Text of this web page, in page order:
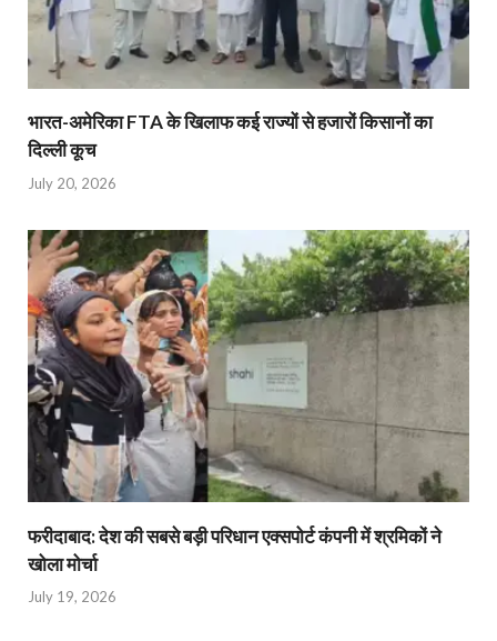
भारत-अमेरिका FTA के खिलाफ कई राज्यों से हजारों किसानों का
दिल्ली कूच
July 20, 2026
फरीदाबाद: देश की सबसे बड़ी परिधान एक्सपोर्ट कंपनी में श्रमिकों ने
खोला मोर्चा
July 19, 2026